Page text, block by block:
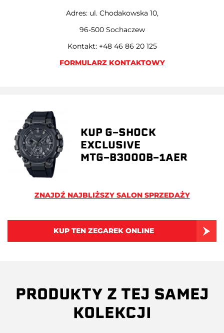
Adres: ul. Chodakowska 10,
96-500 Sochaczew
Kontakt: +48 46 86 20 125
FORMULARZ KONTAKTOWY
KUP G-SHOCK
EXCLUSIVE
MTG-B3000B-1AER
ZNAJDŹ NAJBLIŻSZY SALON SPRZEDAŻY
KUP TEN ZEGAREK ONLINE
PRODUKTY Z TEJ SAMEJ
KOLEKCJI